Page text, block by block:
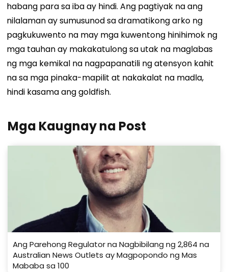
habang para sa iba ay hindi. Ang pagtiyak na ang
nilalaman ay sumusunod sa dramatikong arko ng
pagkukuwento na may mga kuwentong hinihimok ng
mga tauhan ay makakatulong sa utak na maglabas
ng mga kemikal na nagpapanatili ng atensyon kahit
na sa mga pinaka-mapilit at nakakalat na madla,
hindi kasama ang goldfish.
Mga Kaugnay na Post
Ang Parehong Regulator na Nagbibilang ng 2,864 na
Australian News Outlets ay Magpopondo ng Mas
Mababa sa 100